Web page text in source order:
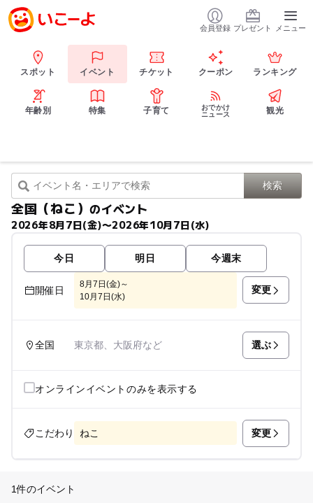
会員登録 プレゼント メニュー
スポット イベント チケット クーポン ランキング
年齢別 特集 子育て
おでかけ
ニュース
観光
全国（ねこ）のイベント
2026年8月7日(金)〜2026年10月7日(水)
今日 明日 今週末
開催日
8月7日(金)～
10月7日(水)
変更
全国 東京都、大阪府など 選ぶ
オンラインイベントのみを表示する
こだわり ねこ 変更
1件のイベント